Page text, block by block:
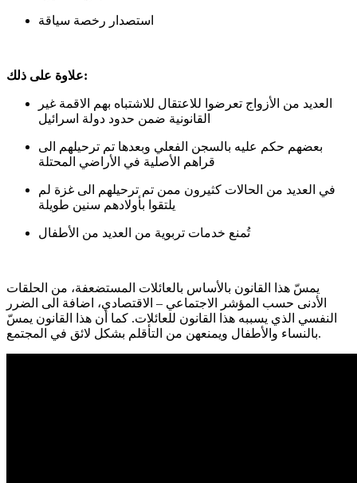
استصدار رخصة سياقة
علاوة على ذلك:
العديد من الأزواج تعرضوا للاعتقال للاشتباه بهم الاقمة غير
القانونية ضمن حدود دولة اسرائيل
بعضهم حكم عليه بالسجن الفعلي وبعدها تم ترحيلهم الى
قراهم الأصلية في الأراضي المحتلة
في العديد من الحالات كثيرون ممن تم ترحيلهم الى غزة لم
يلتقوا بأولادهم سنين طويلة
تُمنع خدمات تربوية من العديد من الأطفال
يمسّ هذا القانون بالأساس بالعائلات المستضعفة، من الحلقات
الأدنى حسب المؤشر الاجتماعي – الاقتصادي، اضافة الى الضرر
النفسي الذي يسببه هذا القانون للعائلات. كما أن هذا القانون يمسّ
بالنساء والأطفال ويمنعهن من التأقلم بشكل لائق في المجتمع.